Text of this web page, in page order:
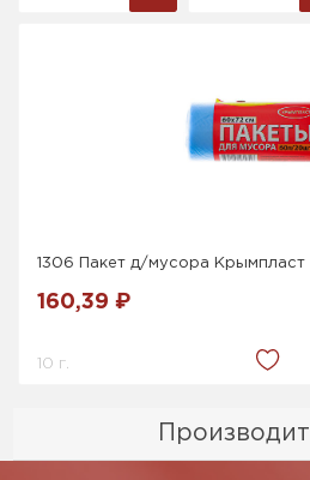
1306 Пакет д/мусора
160,39 ₽
10 г.